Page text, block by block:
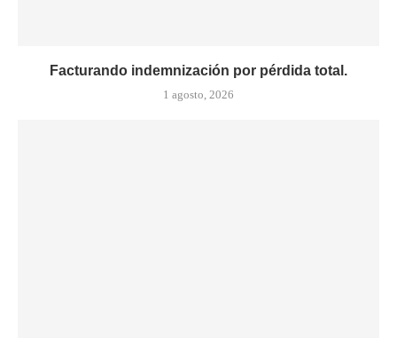
Facturando indemnización por pérdida total.
1 agosto, 2026